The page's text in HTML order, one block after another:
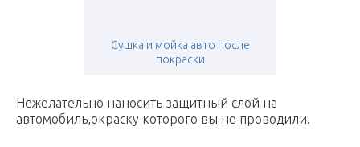
Сушка и мойка авто после
покраски
Нежелательно наносить защитный слой на
автомобиль,окраску которого вы не проводили.